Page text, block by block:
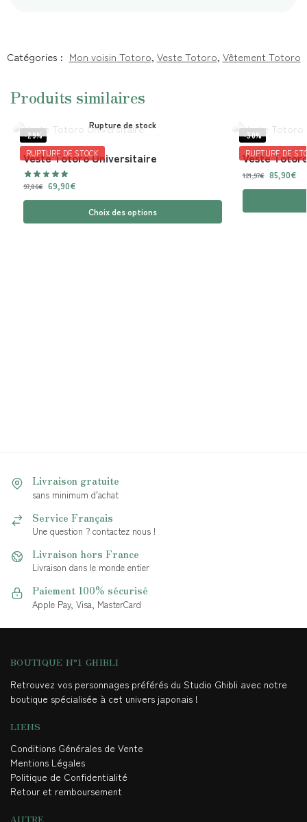
Catégories : Mon voisin Totoro, Veste Totoro, Vêtement Totoro
Produits similaires
-29%
RUPTURE DE STOCK
Rupture de stock
Veste Totoro Universitaire
97,86€ 69,90€
Choix des options
-30%
RUPTURE DE
Veste
121,97€ 85,90€
Livraison gratuite
sans minimum d'achat
Service Français
Une question ? contactez nous !
Livraison hors France
Livraison dans le monde entier
Paiement 100% sécurisé
Apple Pay, Visa, MasterCard
BOUTIQUE N°1 GHIBLI
Retrouvez vos personnages préférés du Studio Ghibli avec notre
boutique spécialisée à cet univers japonais !
LIENS
Conditions Générales de Vente
Mentions Légales
Politique de Confidentialité
Retour et remboursement
AUTRE